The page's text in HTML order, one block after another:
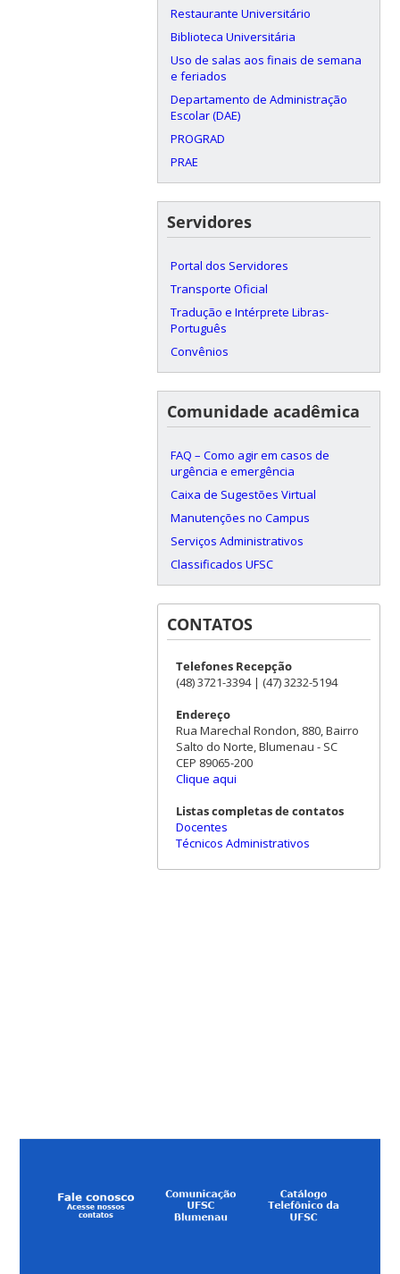
Restaurante Universitário
Biblioteca Universitária
Uso de salas aos finais de semana
e feriados
Departamento de Administração
Escolar (DAE)
PROGRAD
PRAE
Servidores
Portal dos Servidores
Transporte Oficial
Tradução e Intérprete Libras-
Português
Convênios
Comunidade acadêmica
FAQ – Como agir em casos de
urgência e emergência
Caixa de Sugestões Virtual
Manutenções no Campus
Serviços Administrativos
Classificados UFSC
CONTATOS
Telefones Recepção
(48) 3721-3394 | (47) 3232-5194
Endereço
Rua Marechal Rondon, 880, Bairro
Salto do Norte, Blumenau - SC
CEP 89065-200
Clique aqui
Listas completas de contatos
Docentes
Técnicos Administrativos